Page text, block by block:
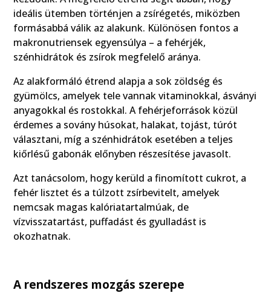
ideális ütemben történjen a zsírégetés, miközben
formásabbá válik az alakunk. Különösen fontos a
makronutriensek egyensúlya – a fehérjék,
szénhidrátok és zsírok megfelelő aránya.
Az alakformáló étrend alapja a sok zöldség és
gyümölcs, amelyek tele vannak vitaminokkal, ásványi
anyagokkal és rostokkal. A fehérjeforrások közül
érdemes a sovány húsokat, halakat, tojást, túrót
választani, míg a szénhidrátok esetében a teljes
kiőrlésű gabonák előnyben részesítése javasolt.
Azt tanácsolom, hogy kerüld a finomított cukrot, a
fehér lisztet és a túlzott zsírbevitelt, amelyek
nemcsak magas kalóriatartalmúak, de
vízvisszatartást, puffadást és gyulladást is
okozhatnak.
A rendszeres mozgás szerepe